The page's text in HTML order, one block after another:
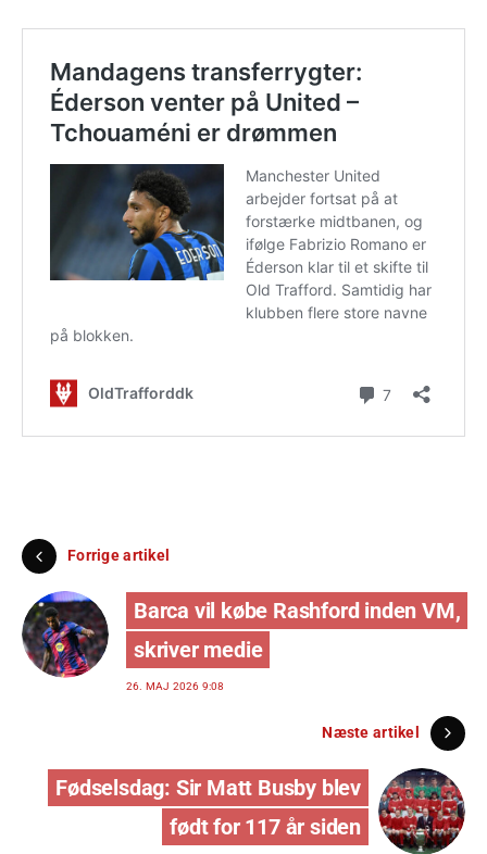
Forrige artikel
Barca vil købe Rashford inden VM,
skriver medie
26. MAJ 2026 9:08
Næste artikel
Fødselsdag: Sir Matt Busby blev
født for 117 år siden